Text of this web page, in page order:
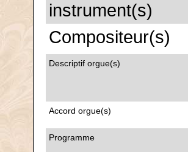
instrument(s)
Compositeur(s)
Descriptif orgue(s)
Accord orgue(s)
Programme